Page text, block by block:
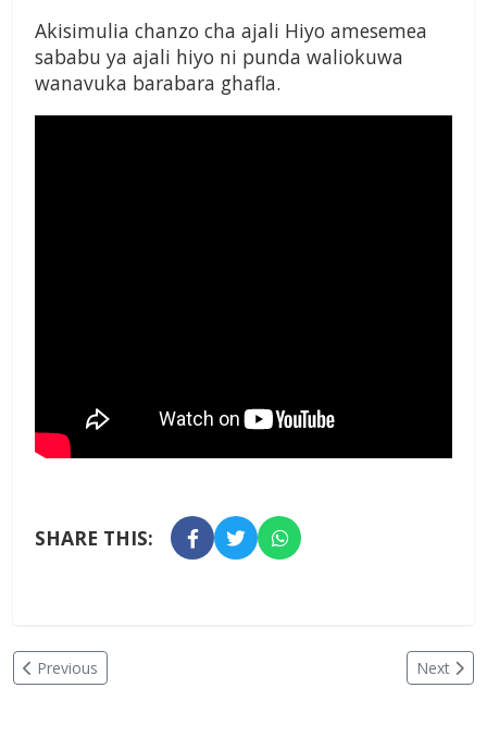
Akisimulia chanzo cha ajali Hiyo amesemea
sababu ya ajali hiyo ni punda waliokuwa
wanavuka barabara ghafla.
SHARE THIS:
Previous Next